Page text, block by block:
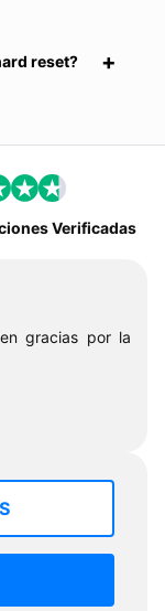
reset?
Verificadas
gracias por la